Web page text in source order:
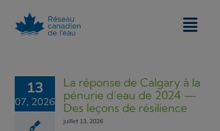
content
13
07, 2026
La réponse de Calgary à la
pénurie d’eau de 2024 —
Des leçons de résilience
juillet 13, 2026